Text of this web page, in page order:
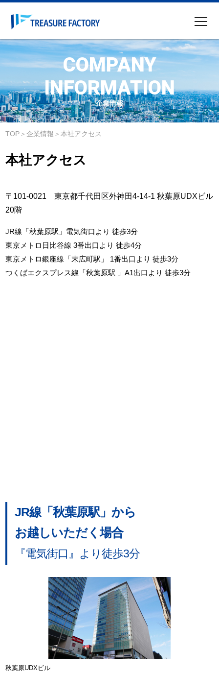
企業情報
事業内容
ニュース
IR情報
物件募集
COMPANY
INFORMATION
企業情報
TOP 企業情報 本社アクセス
本社アクセス
〒101-0021 東京都千代田区外神田4-14-1 秋葉原UDXビル
20階
JR線「秋葉原駅」電気街口より 徒歩3分
東京メトロ日比谷線 3番出口より 徒歩4分
東京メトロ銀座線「末広町駅」 1番出口より 徒歩3分
つくばエクスプレス線「秋葉原駅 」A1出口より 徒歩3分
JR線「秋葉原駅」から
お越しいただく場合
『電気街口』より徒歩3分
秋葉原UDXビル